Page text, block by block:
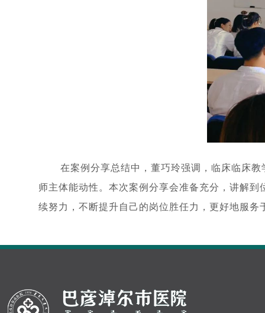
在案例分享总结中，董巧玲强调，临床临床
师主体能动性。本次案例分享会准备充分，讲解
续努力，不断提升自己的岗位胜任力，更好地服务